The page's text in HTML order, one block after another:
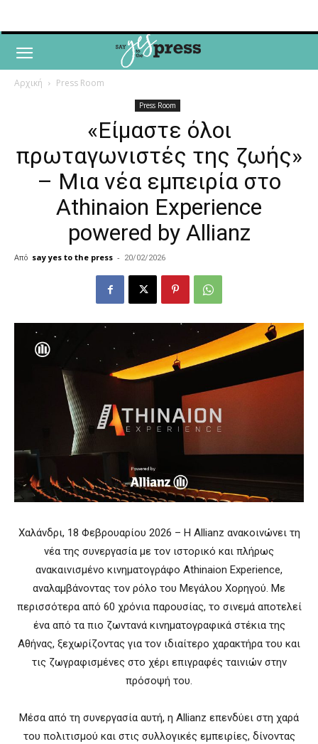
Αρχική Press Room
Press Room
«Είμαστε όλοι
πρωταγωνιστές της ζωής»
– Μια νέα εμπειρία στο
Athinaion Experience
powered by Allianz
Από say yes to the press - 20/02/2026
Χαλάνδρι, 18 Φεβρουαρίου 2026 – Η Allianz ανακοινώνει τη
νέα της συνεργασία με τον ιστορικό και πλήρως
ανακαινισμένο κινηματογράφο Athinaion Experience,
αναλαμβάνοντας τον ρόλο του Μεγάλου Χορηγού. Με
περισσότερα από 60 χρόνια παρουσίας, το σινεμά αποτελεί
ένα από τα πιο ζωντανά κινηματογραφικά στέκια της
Αθήνας, ξεχωρίζοντας για τον ιδιαίτερο χαρακτήρα του και
τις ζωγραφισμένες στο χέρι επιγραφές ταινιών στην
πρόσοψή του.
Μέσα από τη συνεργασία αυτή, η Allianz επενδύει στη χαρά
του πολιτισμού και στις συλλογικές εμπειρίες, δίνοντας